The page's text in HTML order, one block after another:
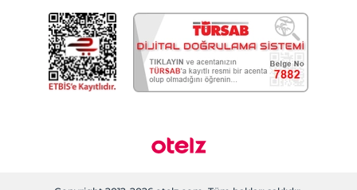
İşlem rehberi
Koşullar ve şartlar
Aydınlatma metni